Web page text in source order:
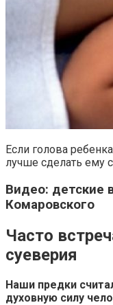
Если голова
лучше сделать ему
Видео: детские
Комаровского
Часто
суеверия
Наши предки
духовную силу